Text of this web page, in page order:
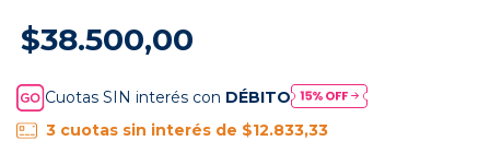
$38.500,00
Cuotas SIN interés con DÉBITO
3 cuotas sin interés de $12.833,33